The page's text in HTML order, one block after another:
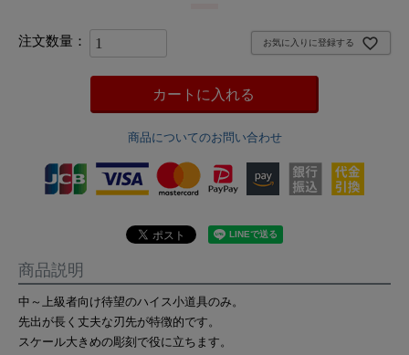
お気に入りに登録する
カートに入れる
商品についてのお問い合わせ
商品説明
中～上級者向け待望のハイス小道具のみ。
先出が長く丈夫な刃先が特徴的です。
スケール大きめの彫刻で役に立ちます。